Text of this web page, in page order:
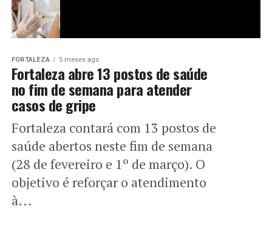
FORTALEZA 5 meses ago
Fortaleza abre 13 postos de saúde
no fim de semana para atender
casos de gripe
Fortaleza contará com 13 postos de
saúde abertos neste fim de semana
(28 de fevereiro e 1º de março). O
objetivo é reforçar o atendimento
à...